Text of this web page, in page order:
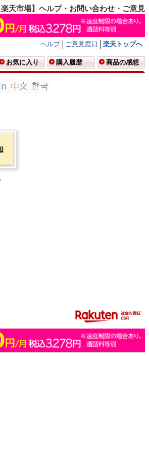
楽天市場】ヘルプ・お問い合わせ・ご意見
ヘルプ ご意見窓口
楽天トップへ
お気に入り 購入履歴 商品の感想